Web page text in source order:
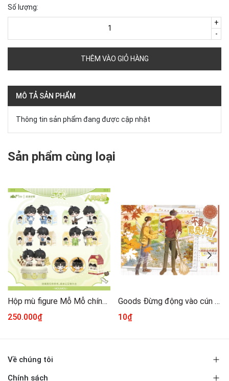
Số lượng:
-
+
THÊM VÀO GIỎ HÀNG
MÔ TẢ SẢN PHẨM
Thông tin sản phẩm đang được cập nhật
Sản phẩm cùng loại
Hộp mù figure Mỗ Mỗ chính hãng Mẫu 1
250.000₫
Goods Đừng động vào cún con chính hãng Mẫu 1 [Tổng hợp]
10₫
Về chúng tôi
Chính sách